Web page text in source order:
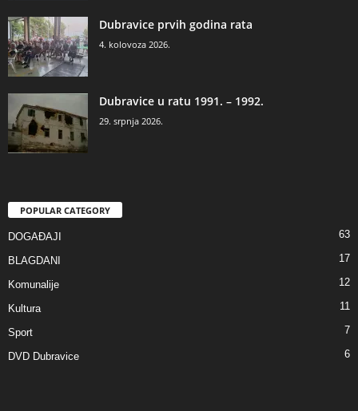
Dubravice prvih godina rata
4. kolovoza 2026.
Dubravice u ratu 1991. – 1992.
29. srpnja 2026.
POPULAR CATEGORY
DOGAĐAJI 63
BLAGDANI 17
Komunalije 12
Kultura 11
Sport 7
DVD Dubravice 6